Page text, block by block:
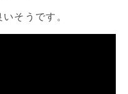
そうです。